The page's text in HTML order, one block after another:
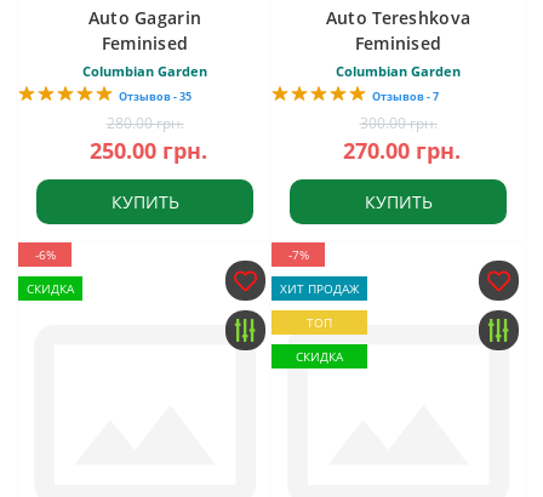
Auto Gagarin
Feminised
Columbian Garden
Отзывов - 35
280.00 грн.
250.00 грн.
КУПИТЬ
Auto Tereshkova
Feminised
Columbian Garden
Отзывов - 7
300.00 грн.
270.00 грн.
КУПИТЬ
-6%
СКИДКА
-7%
ХИТ ПРОДАЖ
ТОП
СКИДКА